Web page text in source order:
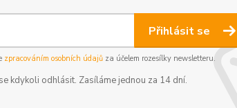
Přihlásit se
zpracováním osobních údajůza účelem rozesílky newsletteru.
kdykoli odhlásit. Zasíláme jednou za 14 dní.